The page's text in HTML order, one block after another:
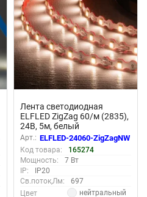
Лента светодиодная
ELFLED ZigZag 60/м (2835),
24В, 5м, белый
нейтральный 4000-4500К
Арт.: ELFLED-24060-ZigZagNW
Код товара:
165274
Мощность:
7 Вт
IP:
IP20
Св.поток,Лм:
697
Цвет
нейтральный